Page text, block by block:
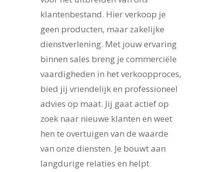
klantenbestand. Hier verkoop je
geen producten, maar zakelijke
dienstverlening. Met jouw ervaring
binnen sales breng je commerciële
vaardigheden in het verkoopproces,
bied jij vriendelijk en professioneel
advies op maat. Jij gaat actief op
zoek naar nieuwe klanten en weet
hen te overtuigen van de waarde
van onze diensten. Je bouwt aan
langdurige relaties en helpt